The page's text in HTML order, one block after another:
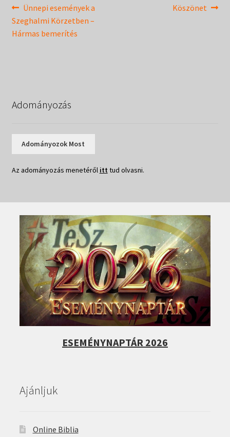
Bejegyzés
navigáció
Previous
post:
Ünnepi események a
Szeghalmi Körzetben –
Hármas bemerítés
Next
Köszönet
Adományozás
Adományozok Most
Az adományozás menetéről itt tud olvasni.
ESEMÉNYNAPTÁR 2026
Ajánljuk
Online Biblia